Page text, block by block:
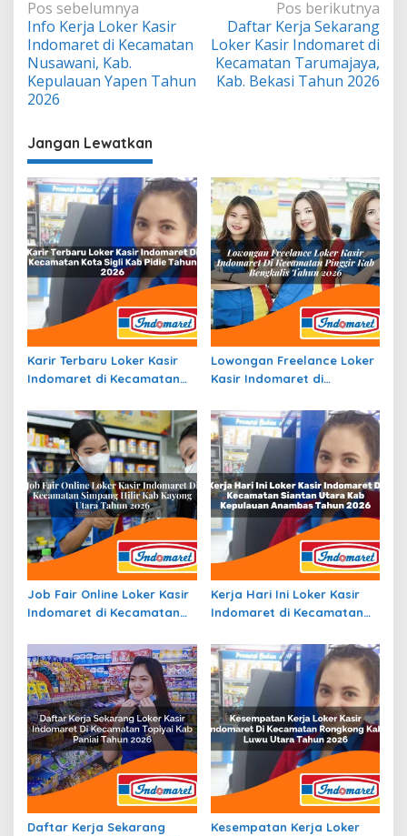
Navigasi
pos
Pos sebelumnya
Info Kerja Loker Kasir
Indomaret di Kecamatan
Nusawani, Kab.
Kepulauan Yapen Tahun
2026
Pos berikutnya
Daftar Kerja Sekarang
Loker Kasir Indomaret di
Kecamatan Tarumajaya,
Kab. Bekasi Tahun 2026
Jangan Lewatkan
Karir Terbaru Loker Kasir
Indomaret di Kecamatan
2026
Lowongan Freelance Loker
Kasir Indomaret di
Bengkalis Tahun 2026
Job Fair Online Loker Kasir
Indomaret di Kecamatan
Utara Tahun 2026
Kerja Hari Ini Loker Kasir
Indomaret di Kecamatan
Kepulauan Anambas Tahun
2026
Daftar Kerja Sekarang
Kesempatan Kerja Loker